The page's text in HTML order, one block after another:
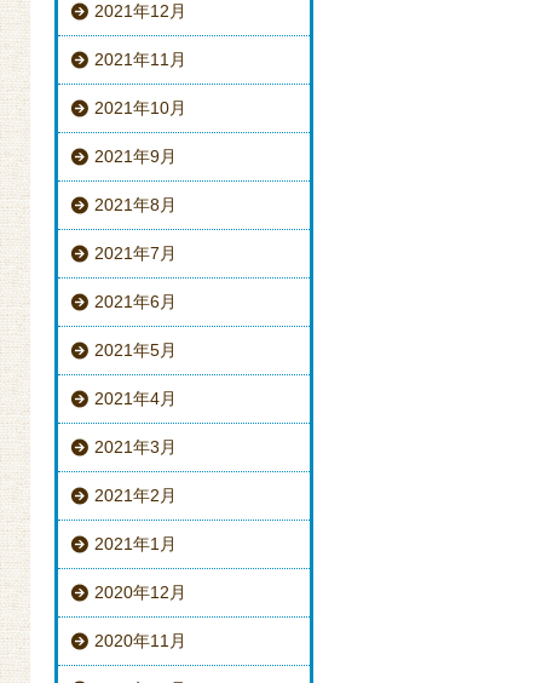
2021年12月
2021年11月
2021年10月
2021年9月
2021年8月
2021年7月
2021年6月
2021年5月
2021年4月
2021年3月
2021年2月
2021年1月
2020年12月
2020年11月